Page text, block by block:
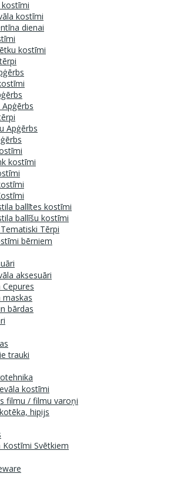
kostīmi
kostīmi
dienai
kostīmi
Apģērbs
Apģērbs
kostīmi
ballītes kostīmi
ballīšu kostīmi
Tērpi
bērniem
aksesuāri
Cepures
maskas
bārdas
trauki
kostīmi
filmu / filmu varoņi
hipijs
Kostīmi Svētkiem